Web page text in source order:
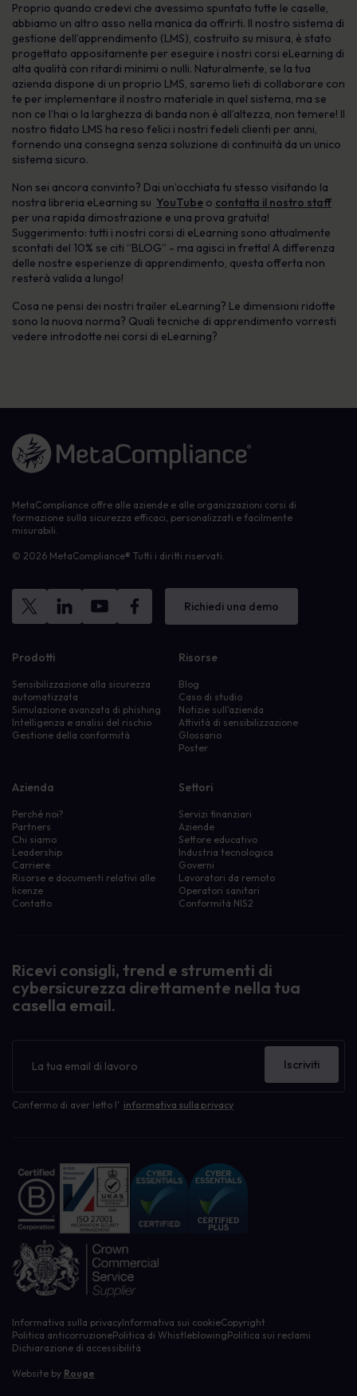
Proprio quando credevi che avessimo spuntato tutte le caselle,
abbiamo un altro asso nella manica da offrirti. Il nostro sistema di
gestione dell’apprendimento (LMS), costruito su misura, è stato
progettato appositamente per eseguire i nostri corsi eLearning di
alta qualità con ritardi minimi o nulli. Naturalmente, se la tua
azienda dispone di un proprio LMS, saremo lieti di collaborare con
te per implementare il nostro materiale in quel sistema, ma se
non ce l’hai o la larghezza di banda non è all’altezza, non temere! Il
nostro fidato LMS ha reso felici i nostri fedeli clienti per anni,
fornendo una consegna senza soluzione di continuità da un unico
sistema sicuro.
Non sei ancora convinto? Dai un’occhiata tu stesso visitando la
nostra libreria eLearning su YouTube o contatta il nostro staff
per una rapida dimostrazione e una prova gratuita!
Suggerimento: tutti i nostri corsi di eLearning sono attualmente
scontati del 10% se citi “BLOG” - ma agisci in fretta! A differenza
delle nostre esperienze di apprendimento, questa offerta non
resterà valida a lungo!
Cosa ne pensi dei nostri trailer eLearning? Le dimensioni ridotte
sono la nuova norma? Quali tecniche di apprendimento vorresti
vedere introdotte nei corsi di eLearning?
Link alla homepage
MetaCompliance offre alle aziende e alle organizzazioni corsi di
formazione sulla sicurezza efficaci, personalizzati e facilmente
misurabili.
© 2026 MetaCompliance® Tutti i diritti riservati.
Richiedi una demo
Prodotti
Sensibilizzazione alla sicurezza
automatizzata
Simulazione avanzata di phishing
Intelligenza e analisi del rischio
Gestione della conformità
Risorse
Blog
Caso di studio
Notizie sull'azienda
Attività di sensibilizzazione
Glossario
Poster
Azienda
Perché noi?
Partners
Chi siamo
Leadership
Carriere
Risorse e documenti relativi alle
licenze
Contatto
Settori
Servizi finanziari
Aziende
Settore educativo
Industria tecnologica
Governi
Lavoratori da remoto
Operatori sanitari
Conformità NIS2
Ricevi consigli, trend e strumenti di
cybersicurezza direttamente nella tua
casella email.
Confermo di aver letto l' informativa sulla privacy
Iscriviti
Informativa sulla privacyInformativa sui cookieCopyright
Politica anticorruzionePolitica di WhistleblowingPolitica sui reclami
Dichiarazione di accessibilità
Website by Rouge